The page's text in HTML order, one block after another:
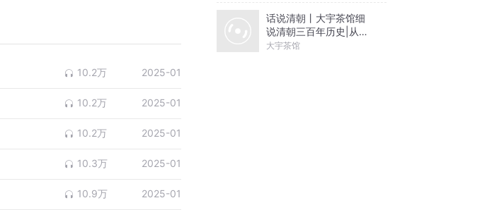
10.2万 2025-01
10.2万 2025-01
10.2万 2025-01
10.3万 2025-01
10.9万 2025-01
话说清朝丨大宇茶馆细
说清朝三百年历史|从努
尔哈赤到末代皇帝溥仪|
大宇茶馆